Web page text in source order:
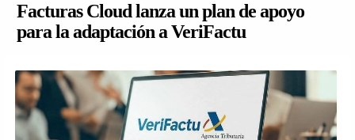
Facturas Cloud lanza un plan de apoyo
para la adaptación a VeriFactu